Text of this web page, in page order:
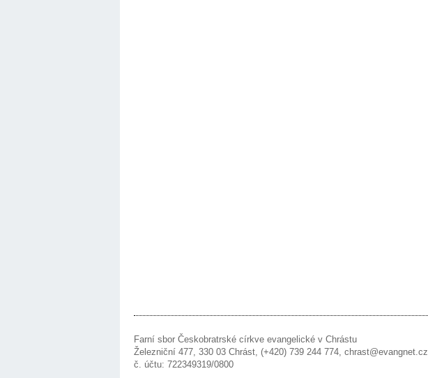
Farní sbor Českobratrské církve evangelické v Chrástu
Železniční 477, 330 03 Chrást, (+420) 739 244 774, chrast@evangnet.cz
č. účtu: 722349319/0800